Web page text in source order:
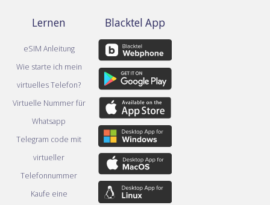
Lernen
eSIM Anleitung
Wie starte ich mein
virtuelles Telefon?
Virtuelle Nummer für
Whatsapp
Telegram code mit
virtueller
Telefonnummer
Kaufe eine
Blacktel App